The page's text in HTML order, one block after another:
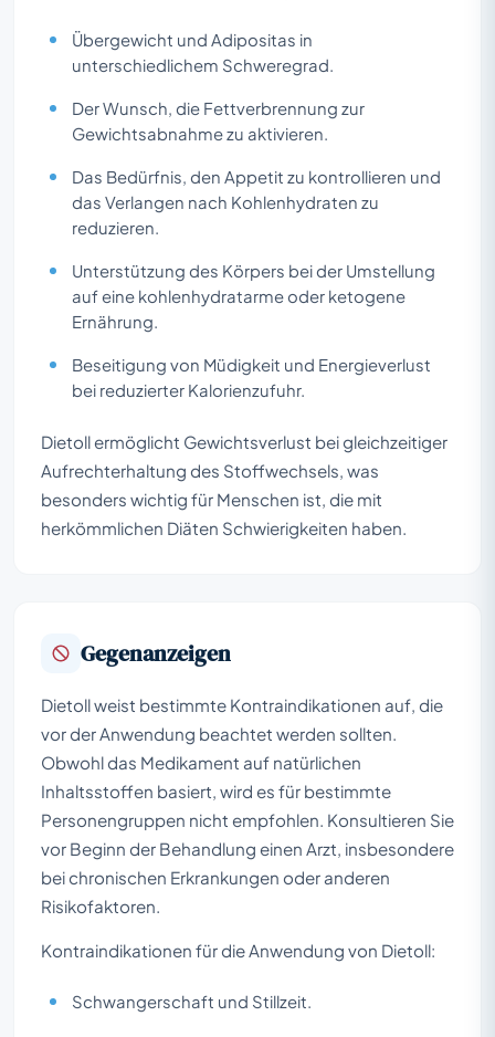
Übergewicht und Adipositas in
unterschiedlichem Schweregrad.
Der Wunsch, die Fettverbrennung zur
Gewichtsabnahme zu aktivieren.
Das Bedürfnis, den Appetit zu kontrollieren und
das Verlangen nach Kohlenhydraten zu
reduzieren.
Unterstützung des Körpers bei der Umstellung
auf eine kohlenhydratarme oder ketogene
Ernährung.
Beseitigung von Müdigkeit und Energieverlust
bei reduzierter Kalorienzufuhr.
Dietoll ermöglicht Gewichtsverlust bei gleichzeitiger
Aufrechterhaltung des Stoffwechsels, was
besonders wichtig für Menschen ist, die mit
herkömmlichen Diäten Schwierigkeiten haben.
Gegenanzeigen
Dietoll weist bestimmte Kontraindikationen auf, die
vor der Anwendung beachtet werden sollten.
Obwohl das Medikament auf natürlichen
Inhaltsstoffen basiert, wird es für bestimmte
Personengruppen nicht empfohlen. Konsultieren Sie
vor Beginn der Behandlung einen Arzt, insbesondere
bei chronischen Erkrankungen oder anderen
Risikofaktoren.
Kontraindikationen für die Anwendung von Dietoll:
Schwangerschaft und Stillzeit.